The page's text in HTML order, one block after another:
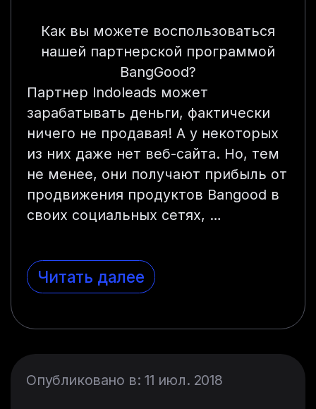
Как вы можете воспользоваться
нашей партнерской программой
BangGood?
Партнер Indoleads может
зарабатывать деньги, фактически
ничего не продавая! А у некоторых
из них даже нет веб-сайта. Но, тем
не менее, они получают прибыль от
продвижения продуктов Bangood в
своих социальных сетях, …
Читать далее
Опубликовано в: 11 июл. 2018